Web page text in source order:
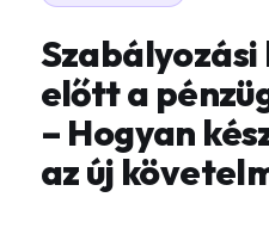
Szabályozási
előtt a
– Hogyan
az új